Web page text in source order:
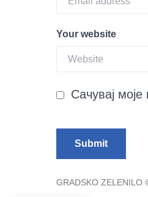
Your website
Сачувај
GRADSKO ZELENILO